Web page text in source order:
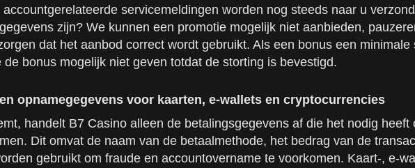
servicemeldingen worden nog steeds naar u
zijn? We kunnen een promotie mogelijk niet aanbieden,
dat het aanbod correct wordt gebruikt. Als een bonus een
bonus mogelijk niet geven totdat de storting is bevestigd.
opnamegegevens voor kaarten, e-wallets en cryptocurrencies
handelt B7 Casino alleen de betalingsgegevens af die het nodig
Dit omvat de naam van de betaalmethode, het bedrag van de
gebruikt om fraude en accountovername te voorkomen. Kaart-, e-